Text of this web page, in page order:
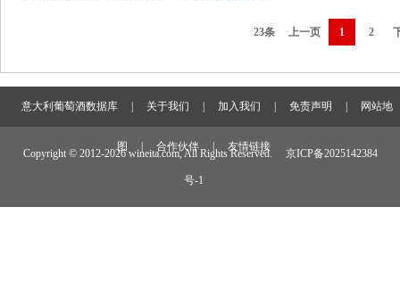
23条 上一页 1 2
意大利葡萄酒数据库 关于我们 加入我们 免责声明 网站地
图 合作伙伴 友情链接
Copyright © 2012-2026 wineita.com, All Rights Reserved. 京ICP备2025142384
号-1